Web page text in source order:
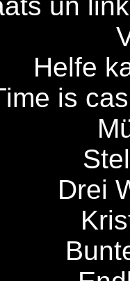
Helfe
is
Drei